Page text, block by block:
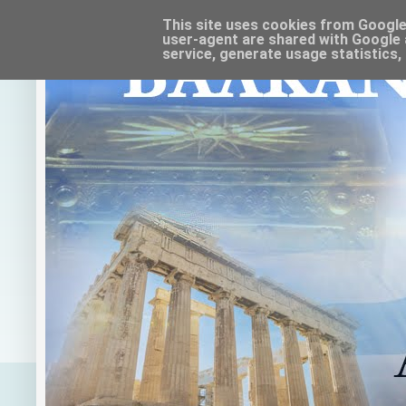
This site uses cookies from
user-agent are shared with
service, generate usage statistics,